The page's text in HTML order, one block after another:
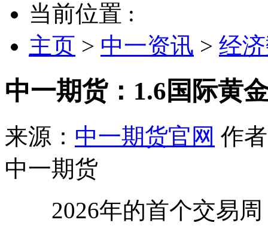
当前位置 :
主页 > 中一资讯 > 经
中一期货：1.6国际黄
来源： 中一期货官网 作
中一期货
2026年的首个交易周